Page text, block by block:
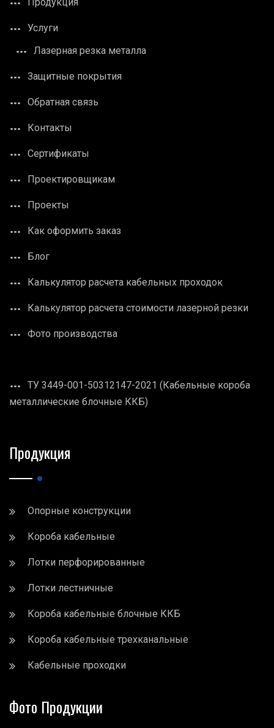
Продукция
Услуги
Лазерная резка металла
Защитные покрытия
Обратная связь
Контакты
Сертификаты
Проектировщикам
Проекты
Как оформить заказ
Блог
Калькулятор расчета кабельных проходок
Калькулятор расчета стоимости лазерной резки
Фото производства
ТУ 3449-001-50312147-2021 (Кабельные короба
металлические блочные ККБ)
Продукция
Опорные конструкции
Короба кабельные
Лотки перфорированные
Лотки лестничные
Короба кабельные блочные ККБ
Короба кабельные трехканальные
Кабельные проходки
Фото Продукции